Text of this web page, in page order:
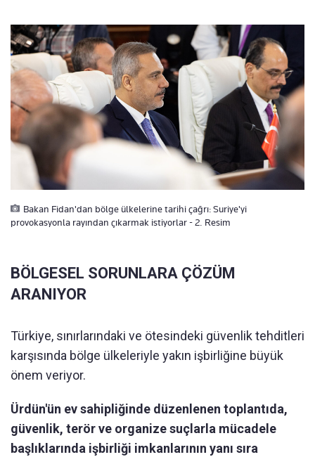
Bakan Fidan'dan bölge ülkelerine tarihi çağrı: Suriye'yi
provokasyonla rayından çıkarmak istiyorlar - 2. Resim
BÖLGESEL SORUNLARA ÇÖZÜM
ARANIYOR
Türkiye, sınırlarındaki ve ötesindeki güvenlik tehditleri
karşısında bölge ülkeleriyle yakın işbirliğine büyük
önem veriyor.
Ürdün'ün ev sahipliğinde düzenlenen toplantıda,
güvenlik, terör ve organize suçlarla mücadele
başlıklarında işbirliği imkanlarının yanı sıra